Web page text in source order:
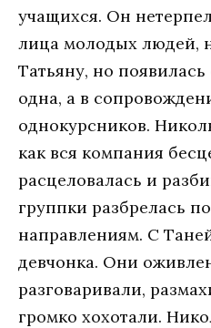
учащихся. Он
лица молодых людей,
Татьяну, но
одна, а в
однокурсников.
как вся компания
расцеловалась и
группки разбрелась
направлениям. С
девчонка. Они
разговаривали,
громко хохотали.